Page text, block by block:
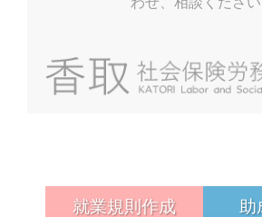
就業規則作成 助